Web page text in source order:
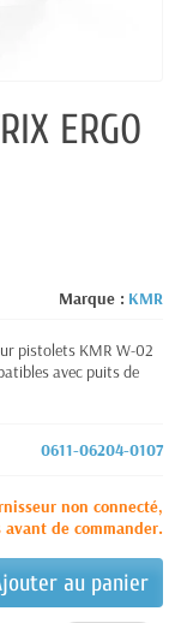
ERGO
Marque : KMR
pistolets KMR W-02
avec puits de
0611-06204-0107
non connecté,
de commander.
au panier